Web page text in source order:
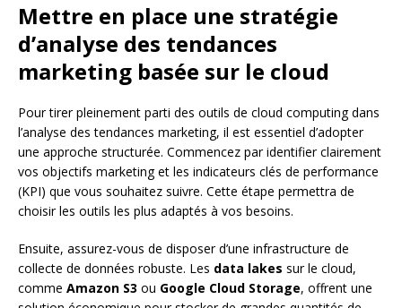
Mettre en place une stratégie
d’analyse des tendances
marketing basée sur le cloud
Pour tirer pleinement parti des outils de cloud computing dans
l’analyse des tendances marketing, il est essentiel d’adopter
une approche structurée. Commencez par identifier clairement
vos objectifs marketing et les indicateurs clés de performance
(KPI) que vous souhaitez suivre. Cette étape permettra de
choisir les outils les plus adaptés à vos besoins.
Ensuite, assurez-vous de disposer d’une infrastructure de
collecte de données robuste. Les data lakes sur le cloud,
comme Amazon S3 ou Google Cloud Storage, offrent une